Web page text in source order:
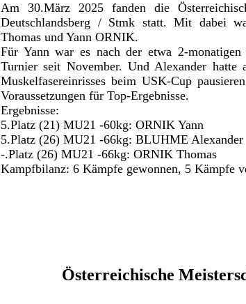
Am 30.März 2025 fanden die
Deutschlandsberg / Stmk statt. Mit dabei
Thomas und Yann ORNIK.
Für Yann war es nach der etwa 2-monatigen
Turnier seit November. Und Alexander hatte
Muskelfasereinrisses beim USK-Cup
Voraussetzungen für Top-Ergebnisse.
Ergebnisse:
5.Platz (21) MU21 -60kg: ORNIK Yann
5.Platz (26) MU21 -66kg: BLUHME Alexander
-.Platz (26) MU21 -66kg: ORNIK Thomas
Kampfbilanz: 6 Kämpfe gewonnen, 5 Kämpfe
Österreichische